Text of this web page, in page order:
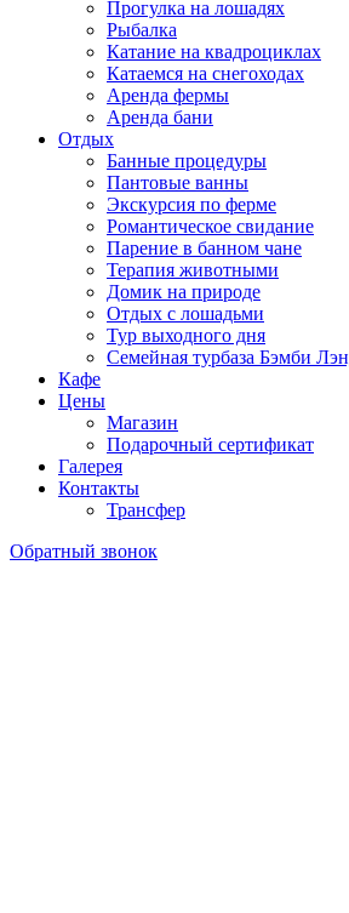
Прогулка на лошадях
Рыбалка
Катание на квадроциклах
Катаемся на снегоходах
Аренда фермы
Аренда бани
Отдых
Банные процедуры
Пантовые ванны
Экскурсия по ферме
Романтическое свидание
Парение в банном чане
Терапия животными
Домик на природе
Отдых с лошадьми
Тур выходного дня
Семейная турбаза Бэмби
Кафе
Цены
Магазин
Подарочный сертификат
Галерея
Контакты
Трансфер
Обратный звонок
минут прогулки по живописному
5000 руб./чел. Маршрут № 2 60 минут
бескрайние поля + фото 8000 руб./
минут плаванье на лошади + фото 10
Подробнее Акции Наши горячие
приятно удивят Раннее
бронировании дома за 3 месяца до
проживание Скидка 15% — при
дней. День рождения на ферме